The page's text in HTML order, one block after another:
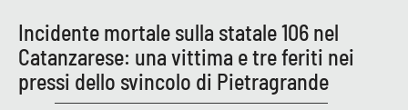
Venti di comunicazione
STREAMING
Incidente mortale sulla statale 106 nel
Catanzarese: una vittima e tre feriti nei
pressi dello svincolo di Pietragrande